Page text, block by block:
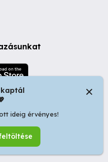
Dacia nr 34, Oradea
-
Ingyenes
kaptál
ideig érvényes!